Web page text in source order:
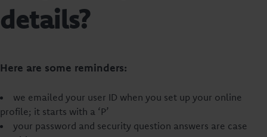
details?
Here are some reminders:
we emailed your user ID when you set up your online
profile; it starts with a ‘P’
your password and security question answers are case